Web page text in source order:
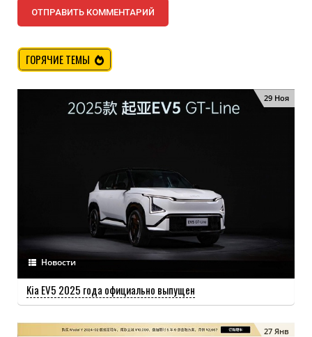
ГОРЯЧИЕ ТЕМЫ
29 Ноя
Новости
Kia EV5 2025 года официально выпущен
27 Янв